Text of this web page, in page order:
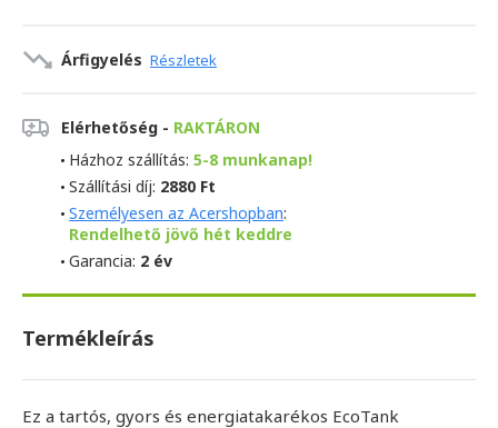
Árfigyelés Részletek
Elérhetőség - RAKTÁRON
Házhoz szállítás: 5-8 munkanap!
Szállítási díj: 2880 Ft
Személyesen az Acershopban:
Rendelhető jövő hét keddre
Garancia: 2 év
Termékleírás
Ez a tartós, gyors és energiatakarékos EcoTank